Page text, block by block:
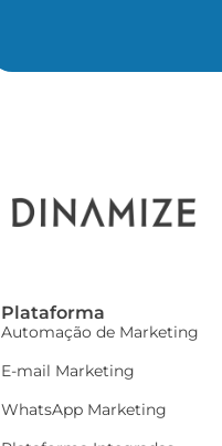
Plataforma
Automação de Marketing
E-mail Marketing
WhatsApp Marketing